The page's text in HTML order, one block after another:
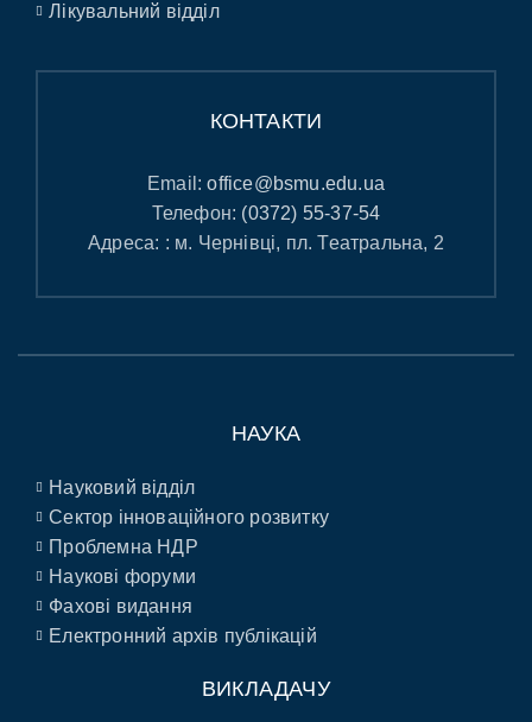
Лікувальний відділ
КОНТАКТИ
Email:office@bsmu.edu.ua
Телефон: (0372) 55-37-54
Адреса: : м. Чернівці, пл. Театральна, 2
НАУКА
Науковий відділ
Сектор інноваційного розвитку
Проблемна НДР
Наукові форуми
Фахові видання
Електронний архів публікацій
ВИКЛАДАЧУ